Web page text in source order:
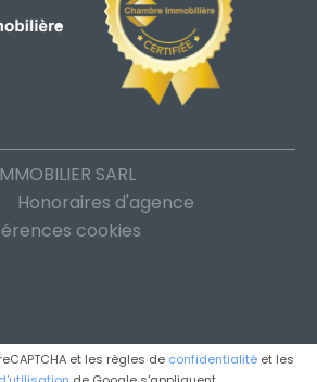
SARL
Honoraires d'agence
cookies
et les règles de confidentialité et les